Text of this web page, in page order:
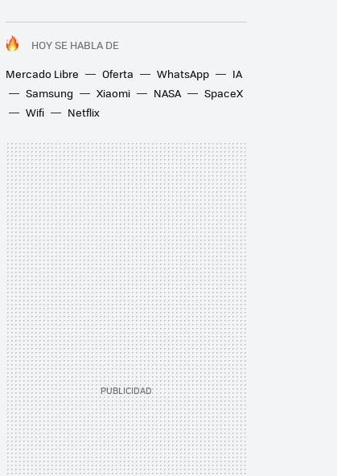
HOY SE HABLA DE
Mercado Libre
Oferta WhatsApp
IA
Samsung
Xiaomi NASA
SpaceX
Wifi
Netflix